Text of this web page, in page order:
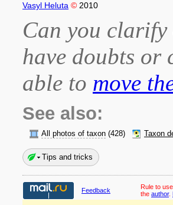
Vasyl Heluta © 2010
Can you
have doubts or
able to move
See also:
All photos of taxon (428) Taxon
Tips and tricks
Feedback Rule to
the author.